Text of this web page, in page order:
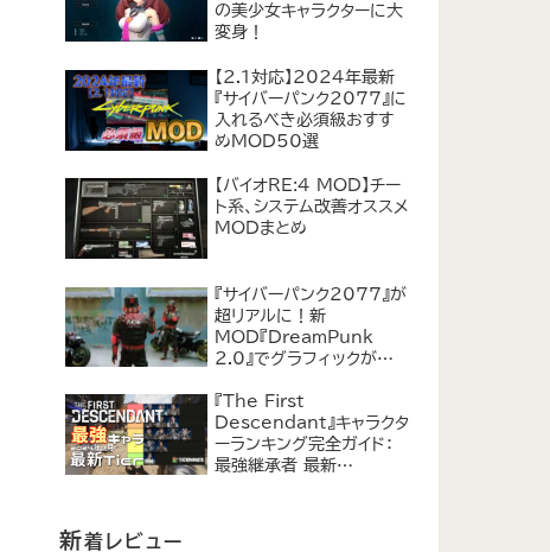
の美少女キャラクターに大
変身！
【2.1対応】2024年最新
『サイバーパンク2077』に
入れるべき必須級おすす
めMOD50選
【バイオRE:4 MOD】チー
ト系、システム改善オススメ
MODまとめ
『サイバーパンク2077』が
超リアルに！新
MOD『DreamPunk
2.0』でグラフィックが恐ろ
『The First
Descendant』キャラクタ
ーランキング完全ガイド：
最強継承者 最新
新着レビュー